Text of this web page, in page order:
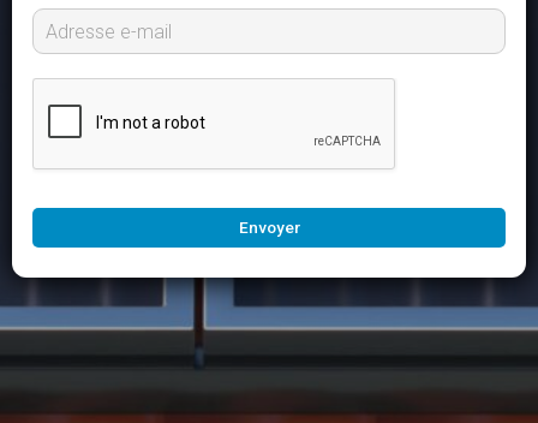
Envoyer